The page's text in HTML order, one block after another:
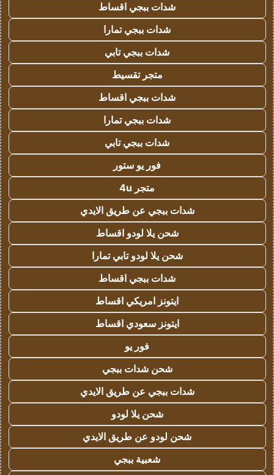
شدات ببجي اقساط
شدات ببجي تمارا
شدات ببجي تابي
متجر تقسيط
شدات ببجي اقساط
شدات ببجي تمارا
شدات ببجي تابي
فور يو ستور
متجر 4u
شدات ببجي عن طريق الايدي
شحن يلا لودو اقساط
شحن يلا لودو تابي تمارا
شدات ببجي اقساط
ايتونز امريكي اقساط
ايتونز سعودي اقساط
فور يو
شحن شدات ببجي
شدات ببجي عن طريق الايدي
شحن يلا لودو
شحن لودو عن طريق الايدي
شعبية ببجي